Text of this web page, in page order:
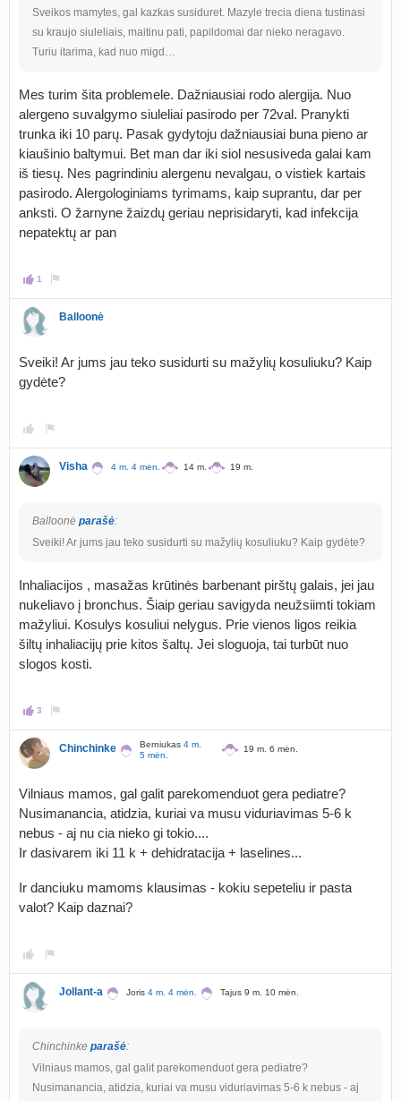
Sveikos mamytes, gal kazkas susiduret. Mazyle trecia diena tustinasi
su kraujo siuleliais, maitinu pati, papildomai dar nieko neragavo.
Turiu itarima, kad nuo migd…
Mes turim šita problemele. Dažniausiai rodo alergija. Nuo
alergeno suvalgymo siuleliai pasirodo per 72val. Pranykti
trunka iki 10 parų. Pasak gydytoju dažniausiai buna pieno ar
kiaušinio baltymui. Bet man dar iki siol nesusiveda galai kam
iš tiesų. Nes pagrindiniu alergenu nevalgau, o vistiek kartais
pasirodo. Alergologiniams tyrimams, kaip suprantu, dar per
anksti. O žarnyne žaizdų geriau neprisidaryti, kad infekcija
nepatektų ar pan
1
Balloonė
Sveiki! Ar jums jau teko susidurti su mažylių kosuliuku? Kaip
gydėte?
Visha 4 m. 4 mėn. 14 m. 19 m.
Balloonė parašė:
Sveiki! Ar jums jau teko susidurti su mažylių kosuliuku? Kaip gydėte?
Inhaliacijos , masažas krūtinės barbenant pirštų galais, jei jau
nukeliavo į bronchus. Šiaip geriau savigyda neužsiimti tokiam
mažyliui. Kosulys kosuliui nelygus. Prie vienos ligos reikia
šiltų inhaliacijų prie kitos šaltų. Jei sloguoja, tai turbūt nuo
slogos kosti.
3
Chinchinke Berniukas 4 m.
5 mėn.
19 m. 6 mėn.
Vilniaus mamos, gal galit parekomenduot gera pediatre?
Nusimanancia, atidzia, kuriai va musu viduriavimas 5-6 k
nebus - aj nu cia nieko gi tokio....
Ir dasivarem iki 11 k + dehidratacija + laselines...
Ir danciuku mamoms klausimas - kokiu sepeteliu ir pasta
valot? Kaip daznai?
Jollant-a Joris 4 m. 4 mėn. Tajus 9 m. 10 mėn.
Chinchinke parašė:
Vilniaus mamos, gal galit parekomenduot gera pediatre?
Nusimanancia, atidzia, kuriai va musu viduriavimas 5-6 k nebus - aj